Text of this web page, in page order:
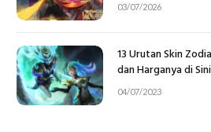
03/07/2026
13 Urutan Skin
dan Harganya di
04/07/2023